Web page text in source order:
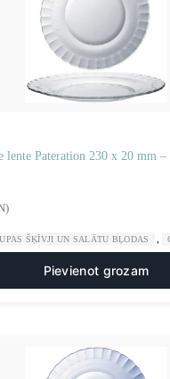
lente Pateration 230 x 20 mm –
ŠĶĪVJI UN SALĀTU BĻODAS
Pievienot grozam